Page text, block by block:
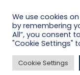
We use cookies
by remembering
All”, you consent
"Cookie Settings"
Cookie Settings